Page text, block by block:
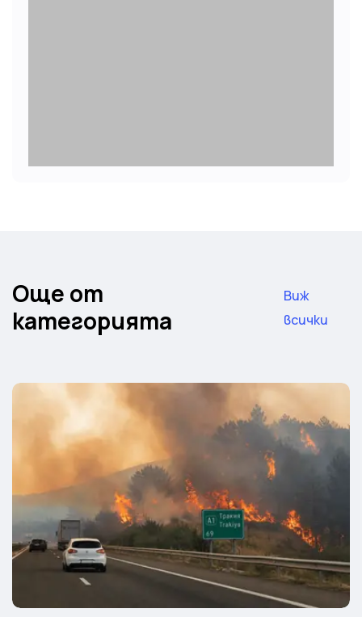
Още от
категорията
Виж
всички